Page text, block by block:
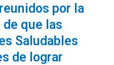
por la
que las
Saludables
de lograr